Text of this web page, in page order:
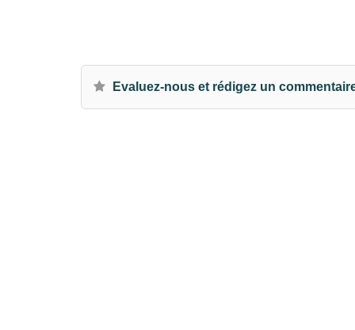
Evaluez-nous et rédigez un